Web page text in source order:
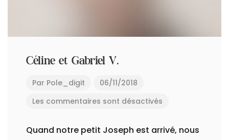
Céline et Gabriel V.
Par Pole_digit
06/11/2018
Les commentaires sont désactivés
Quand notre petit Joseph est arrivé, nous